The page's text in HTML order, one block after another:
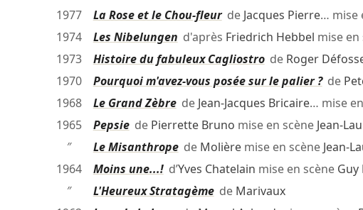
1977 La Rose et le Chou-fleurde Jacques Pierre… mise
1974
Les Nibelungen d'après Friedrich Hebbel mise en
1973
Histoire du fabuleux Cagliostrode Roger
1970
Pourquoi m'avez-vous posée sur le palier ?de
1968
Le Grand Zèbrede Jean-Jacques Bricaire… mise
1965
Pepsiede Pierrette Bruno mise en scène Jean-
″
Le Misanthropede Molièremise en scène Jean-
1964
Moins une...!d’Yves Chatelain mise en scène Guy
″
L'Heureux Stratagèmede Marivaux